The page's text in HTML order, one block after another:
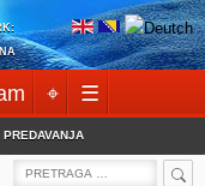
⌖ ☰
PREDAVANJA
Search